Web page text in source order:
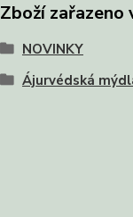
Zboží zařazeno
NOVINKY
Ájurvédská